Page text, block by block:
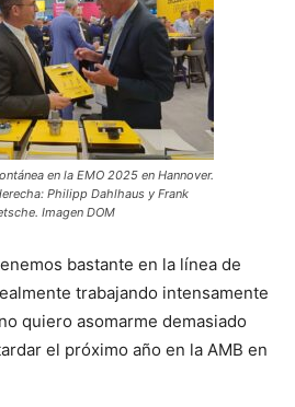
en la EMO 2025 en Hannover.
Philipp Dahlhaus y Frank
Imagen DOM
bastante en la línea de
trabajando intensamente
quiero asomarme demasiado
el próximo año en la AMB en